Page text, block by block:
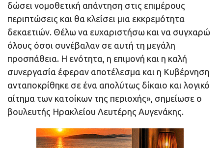
δώσει νομοθετική απάντηση στις επιμέρους
περιπτώσεις και θα κλείσει μια εκκρεμότητα
δεκαετιών. Θέλω να ευχαριστήσω και να συγχαρώ
όλους όσοι συνέβαλαν σε αυτή τη μεγάλη
προσπάθεια. Η ενότητα, η επιμονή και η καλή
συνεργασία έφεραν αποτέλεσμα και η Κυβέρνηση
ανταποκρίθηκε σε ένα απολύτως δίκαιο και λογικό
αίτημα των κατοίκων της περιοχής», σημείωσε ο
βουλευτής Ηρακλείου Λευτέρης Αυγενάκης.